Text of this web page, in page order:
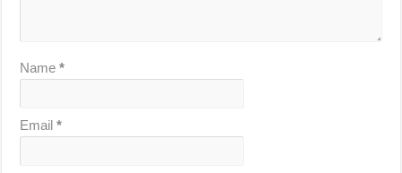
Name*
Email*